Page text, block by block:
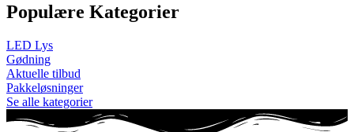
Populære Kategorier
LED Lys
Gødning
Aktuelle tilbud
Pakkeløsninger
Se alle kategorier